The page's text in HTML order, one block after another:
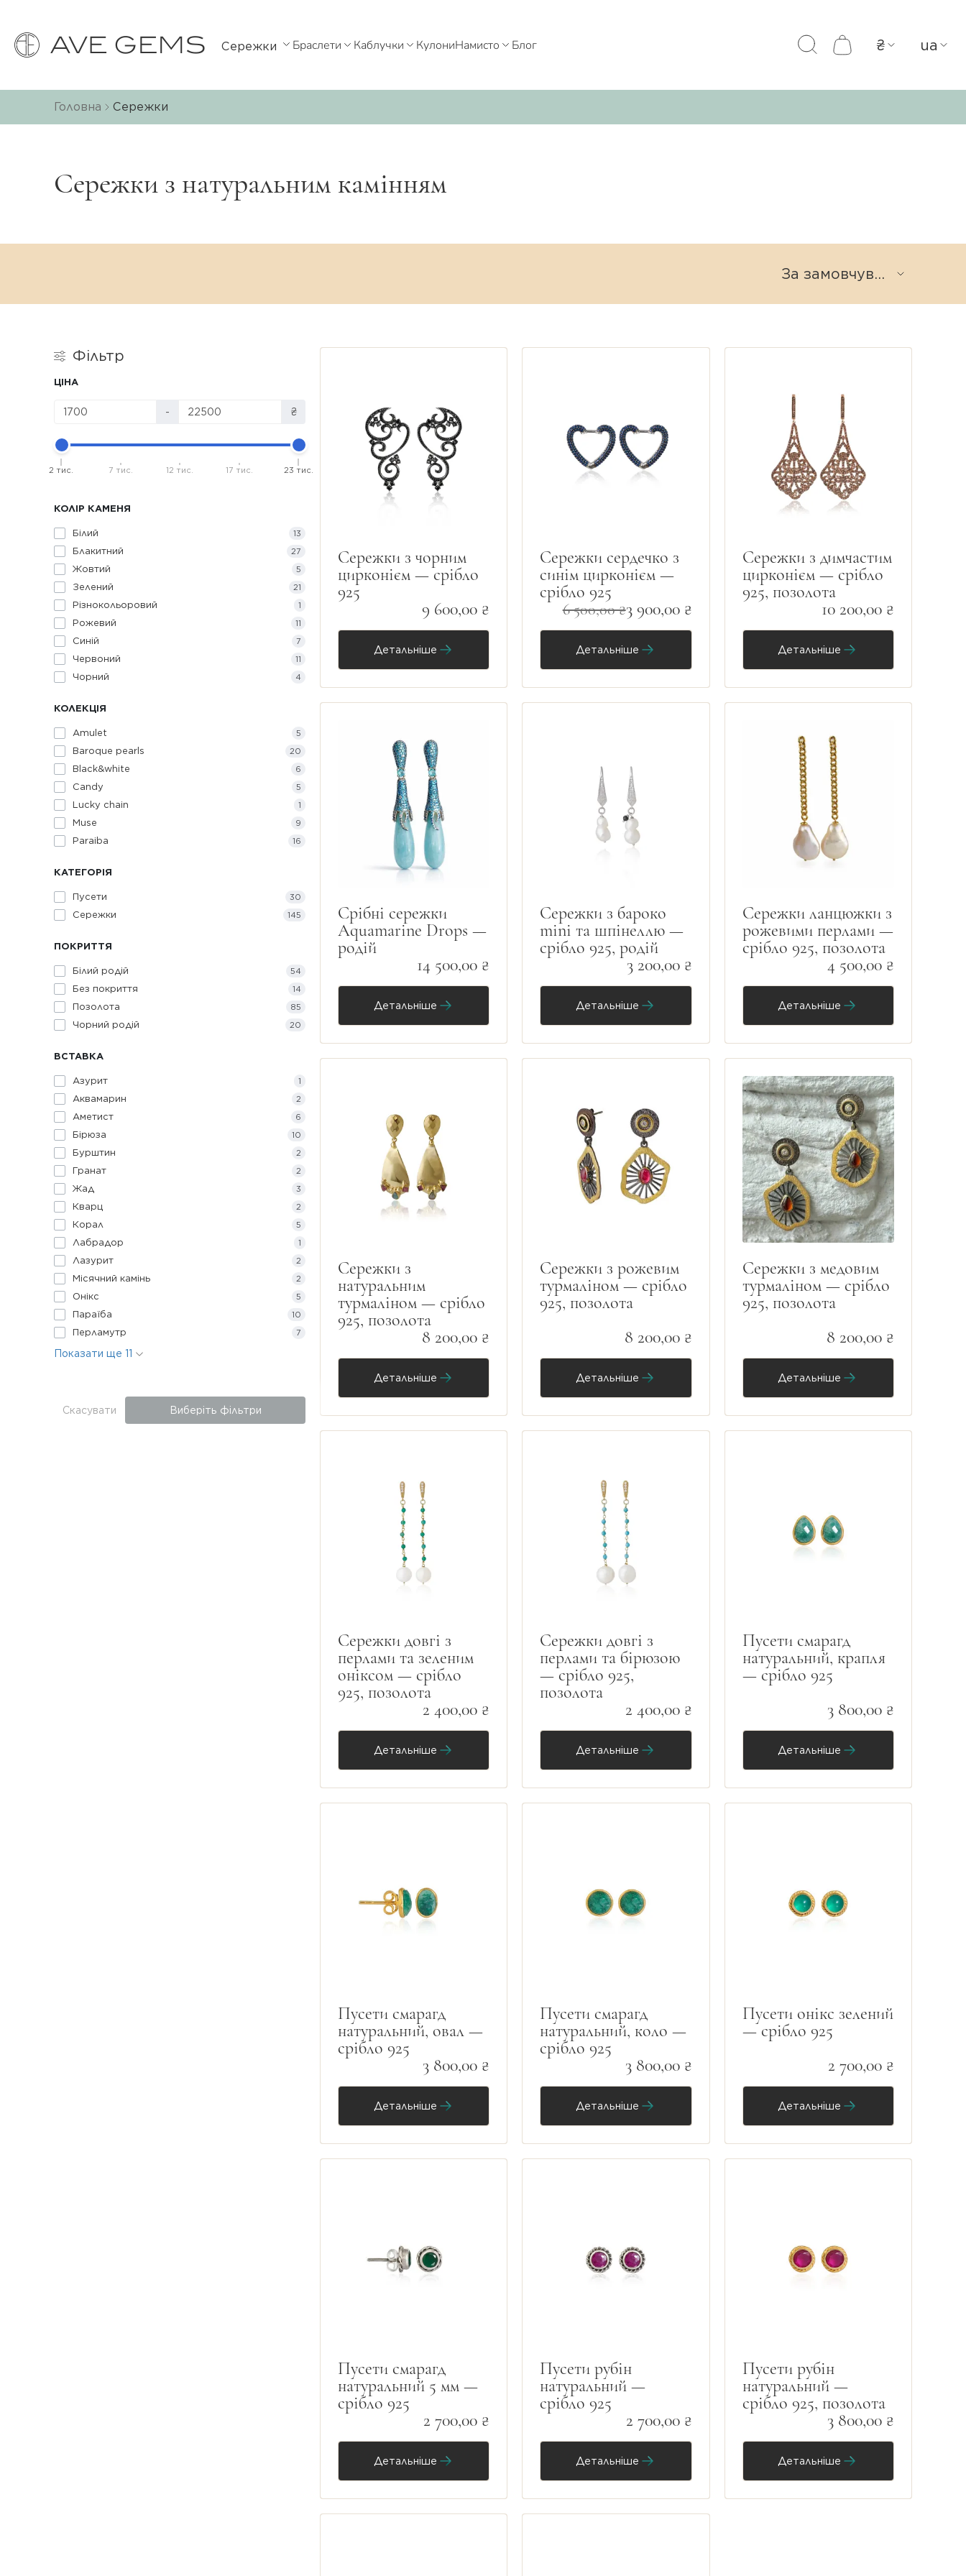
Сережки Браслети Каблучки КулониНамисто Блог ₴ ua
Головна Сережки
Сережки з натуральним камінням
За замовчуванням
Фільтр
ЦІНА
- ₴
2 тис. 7 тис. 12 тис. 17 тис. 23 тис.
КОЛІР КАМЕНЯ
Білий 13
Блакитний 27
Жовтий 5
Зелений 21
Різнокольоровий 1
Рожевий 11
Синій 7
Червоний 11
Чорний 4
КОЛЕКЦІЯ
Amulet 5
Baroque pearls 20
Black&white 6
Candy 5
Lucky chain 1
Muse 9
Paraiba 16
КАТЕГОРІЯ
Пусети 30
Сережки 145
ПОКРИТТЯ
Білий родій 54
Без покриття 14
Позолота 85
Чорний родій 20
ВСТАВКА
Азурит 1
Аквамарин 2
Аметист 6
Бірюза 10
Бурштин 2
Гранат 2
Жад 3
Кварц 2
Корал 5
Лабрадор 1
Лазурит 2
Місячний камінь 2
Онікс 5
Параїба 10
Перламутр 7
Показати ще 11
Скасувати Виберіть фільтри
Сережки з чорним
цирконієм — срібло
925
9 600,00 ₴
Детальніше
Сережки сердечко з
синім цирконієм —
срібло 925
6 500,00 ₴3 900,00 ₴
Детальніше
Сережки з димчастим
цирконієм — срібло
925, позолота
10 200,00 ₴
Детальніше
Срібні сережки
Aquamarine Drops —
родій
14 500,00 ₴
Детальніше
Сережки з бароко
mini та шпінеллю —
срібло 925, родій
3 200,00 ₴
Детальніше
Сережки ланцюжки з
рожевими перлами —
срібло 925, позолота
4 500,00 ₴
Детальніше
Сережки з
натуральним
турмаліном — срібло
925, позолота
8 200,00 ₴
Детальніше
Сережки з рожевим
турмаліном — срібло
925, позолота
8 200,00 ₴
Детальніше
Сережки з медовим
турмаліном — срібло
925, позолота
8 200,00 ₴
Детальніше
Сережки довгі з
перлами та зеленим
оніксом — срібло
925, позолота
2 400,00 ₴
Детальніше
Сережки довгі з
перлами та бірюзою
— срібло 925,
позолота
2 400,00 ₴
Детальніше
Пусети смарагд
натуральний, крапля
— срібло 925
3 800,00 ₴
Детальніше
Пусети смарагд
натуральний, овал —
срібло 925
3 800,00 ₴
Детальніше
Пусети смарагд
натуральний, коло —
срібло 925
3 800,00 ₴
Детальніше
Пусети онікс зелений
— срібло 925
2 700,00 ₴
Детальніше
Пусети смарагд
натуральний 5 мм —
срібло 925
2 700,00 ₴
Детальніше
Пусети рубін
натуральний —
срібло 925
2 700,00 ₴
Детальніше
Пусети рубін
натуральний —
срібло 925, позолота
3 800,00 ₴
Детальніше